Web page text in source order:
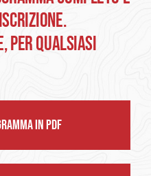
PER QUALSIASI
IN PDF